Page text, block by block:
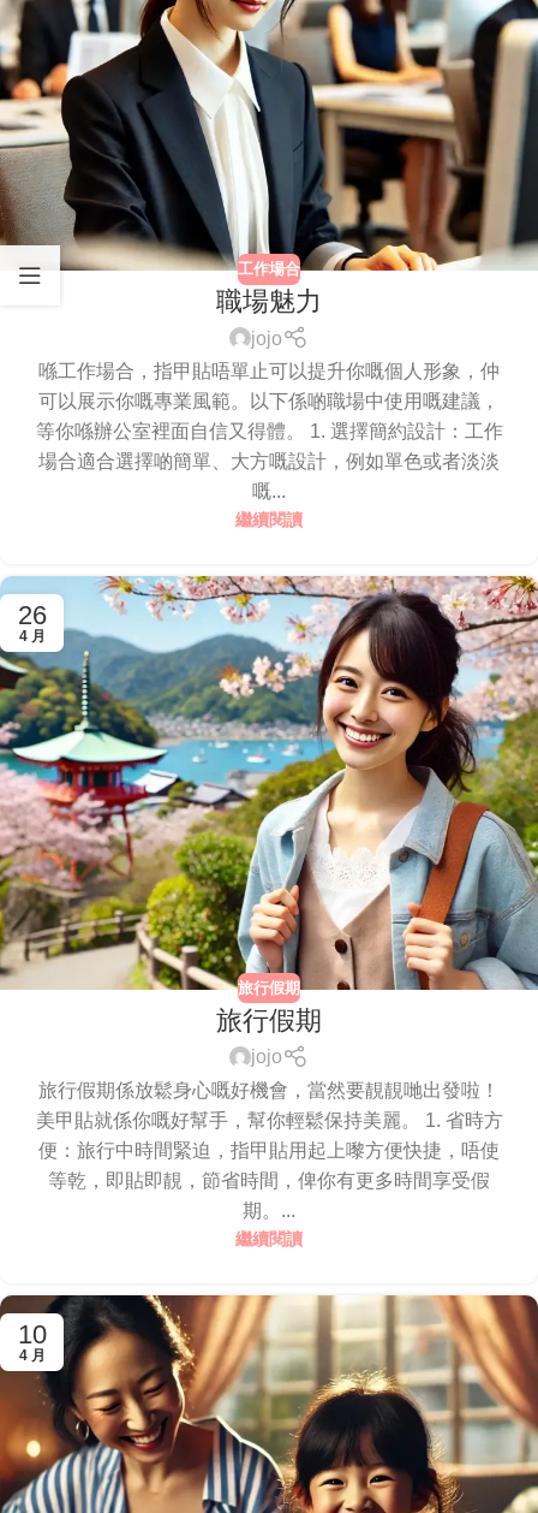
工作場合
職場魅力
jojo
喺工作場合，指甲貼唔單止可以提升你嘅個人形象，仲
可以展示你嘅專業風範。以下係啲職場中使用嘅建議，
等你喺辦公室裡面自信又得體。 1. 選擇簡約設計：工作
場合適合選擇啲簡單、大方嘅設計，例如單色或者淡淡
嘅...
繼續閱讀
26
4 月
旅行假期
旅行假期
jojo
旅行假期係放鬆身心嘅好機會，當然要靚靚哋出發啦！
美甲貼就係你嘅好幫手，幫你輕鬆保持美麗。 1. 省時方
便：旅行中時間緊迫，指甲貼用起上嚟方便快捷，唔使
等乾，即貼即靚，節省時間，俾你有更多時間享受假
期。...
繼續閱讀
10
4 月